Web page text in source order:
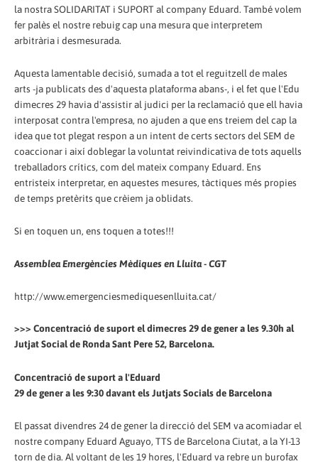
la nostra SOLIDARITAT i SUPORT al company Eduard. També volem
fer palès el nostre rebuig cap una mesura que interpretem
arbitrària i desmesurada.
Aquesta lamentable decisió, sumada a tot el reguitzell de males
arts -ja publicats des d'aquesta plataforma abans-, i el fet que l'Edu
dimecres 29 havia d'assistir al judici per la reclamació que ell havia
interposat contra l'empresa, no ajuden a que ens treiem del cap la
idea que tot plegat respon a un intent de certs sectors del SEM de
coaccionar i així doblegar la voluntat reivindicativa de tots aquells
treballadors crítics, com del mateix company Eduard. Ens
entristeix interpretar, en aquestes mesures, tàctiques més propies
de temps pretèrits que crèiem ja oblidats.
Si en toquen un, ens toquen a totes!!!
Assemblea Emergències Mèdiques en Lluita - CGT
http://www.emergenciesmediquesenlluita.cat/
>>> Concentració de suport el dimecres 29 de gener a les 9.30h al
Jutjat Social de Ronda Sant Pere 52, Barcelona.
Concentració de suport a l'Eduard
29 de gener a les 9:30 davant els Jutjats Socials de Barcelona
El passat divendres 24 de gener la direcció del SEM va acomiadar el
nostre company Eduard Aguayo, TTS de Barcelona Ciutat, a la YI-13
torn de dia. Al voltant de les 19 hores, l'Eduard va rebre un burofax